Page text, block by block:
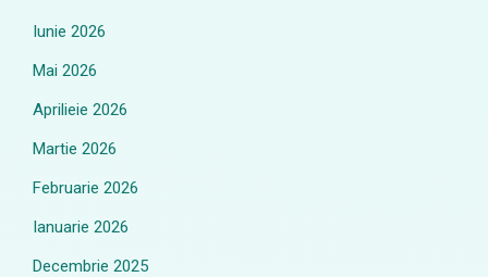
Iunie 2026
Mai 2026
Aprilieie 2026
Martie 2026
Februarie 2026
Ianuarie 2026
Decembrie 2025